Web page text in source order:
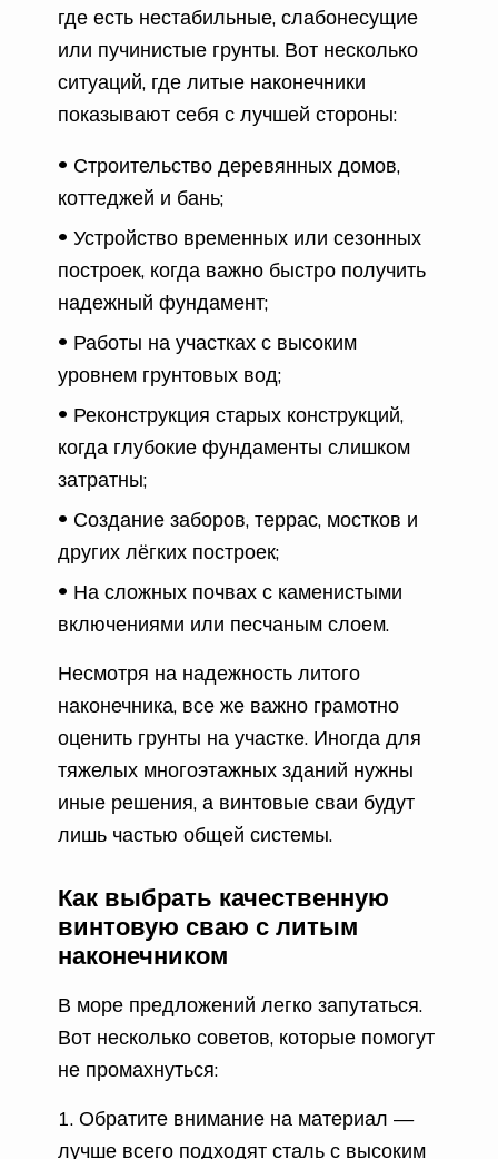
где есть нестабильные, слабонесущие
или пучинистые грунты. Вот несколько
ситуаций, где литые наконечники
показывают себя с лучшей стороны:
Строительство деревянных домов,
коттеджей и бань;
Устройство временных или сезонных
построек, когда важно быстро получить
надежный фундамент;
Работы на участках с высоким
уровнем грунтовых вод;
Реконструкция старых конструкций,
когда глубокие фундаменты слишком
затратны;
Создание заборов, террас, мостков и
других лёгких построек;
На сложных почвах с каменистыми
включениями или песчаным слоем.
Несмотря на надежность литого
наконечника, все же важно грамотно
оценить грунты на участке. Иногда для
тяжелых многоэтажных зданий нужны
иные решения, а винтовые сваи будут
лишь частью общей системы.
Как выбрать качественную
винтовую сваю с литым
наконечником
В море предложений легко запутаться.
Вот несколько советов, которые помогут
не промахнуться:
Обратите внимание на материал —
лучше всего подходят сталь с высоким